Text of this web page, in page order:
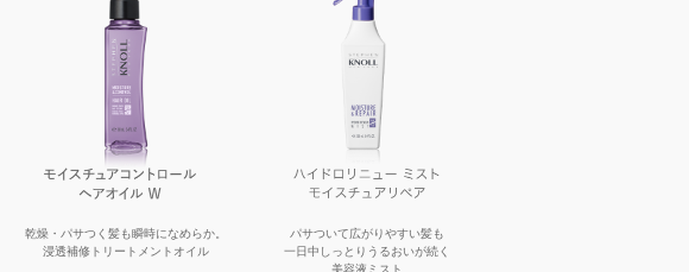
乾燥・パサつく髪も瞬時になめらか。
浸透補修トリートメントオイル
パサついて広がりやすい髪も
一日中しっとりうるおいが続く